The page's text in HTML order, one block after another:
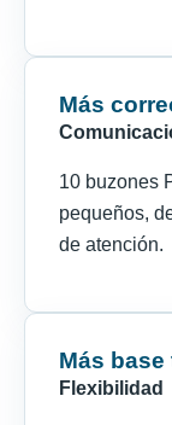
Más
10 buzones
pequeños,
de atención.
Más
Flexibilidad